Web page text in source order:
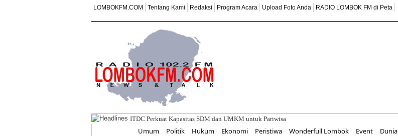
LOMBOKFM.COM Tentang Kami Redaksi Program Acara Upload Foto Anda
RADIO LOMBOK FM di Peta
ITDC Perkuat Kapasitas SDM dan UMKM untuk Pariwisata Berkelanjutan
Umum Politik Hukum Ekonomi Peristiwa Wonderfull Lombok Event Dunia